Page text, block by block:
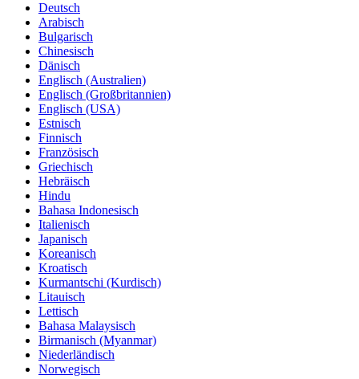
Deutsch
Arabisch
Bulgarisch
Chinesisch
Dänisch
Englisch (Australien)
Englisch (Großbritannien)
Englisch (USA)
Estnisch
Finnisch
Französisch
Griechisch
Hebräisch
Hindu
Bahasa Indonesisch
Italienisch
Japanisch
Koreanisch
Kroatisch
Kurmantschi (Kurdisch)
Litauisch
Lettisch
Bahasa Malaysisch
Birmanisch (Myanmar)
Niederländisch
Norwegisch